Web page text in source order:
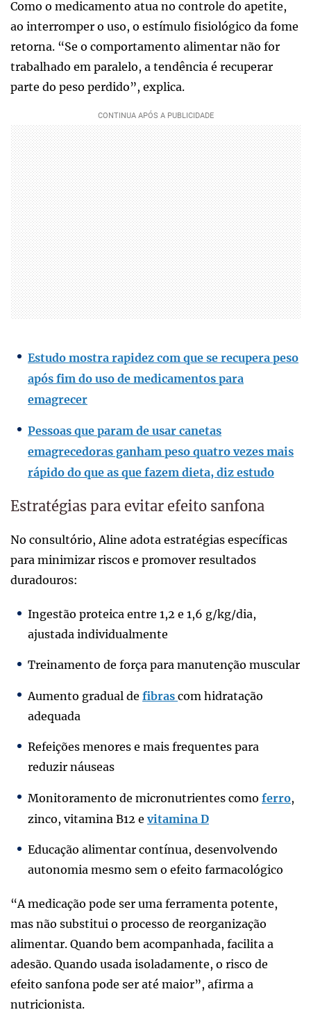
Como o medicamento atua no controle do apetite,
ao interromper o uso, o estímulo fisiológico da fome
retorna. “Se o comportamento alimentar não for
trabalhado em paralelo, a tendência é recuperar
parte do peso perdido”, explica.
Estudo mostra rapidez com que se recupera peso
após fim do uso de medicamentos para
emagrecer
Pessoas que param de usar canetas
emagrecedoras ganham peso quatro vezes mais
rápido do que as que fazem dieta, diz estudo
Estratégias para evitar efeito sanfona
No consultório, Aline adota estratégias específicas
para minimizar riscos e promover resultados
duradouros:
Ingestão proteica entre 1,2 e 1,6 g/kg/dia,
ajustada individualmente
Treinamento de força para manutenção muscular
Aumento gradual de fibras com hidratação
adequada
Refeições menores e mais frequentes para
reduzir náuseas
Monitoramento de micronutrientes como ferro,
zinco, vitamina B12 e vitamina D
Educação alimentar contínua, desenvolvendo
autonomia mesmo sem o efeito farmacológico
“A medicação pode ser uma ferramenta potente,
mas não substitui o processo de reorganização
alimentar. Quando bem acompanhada, facilita a
adesão. Quando usada isoladamente, o risco de
efeito sanfona pode ser até maior”, afirma a
nutricionista.